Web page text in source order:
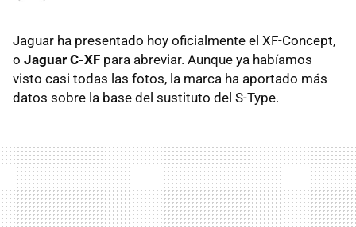
Jaguar ha presentado hoy oficialmente el XF-Concept,
o Jaguar C-XF para abreviar. Aunque ya habíamos
visto casi todas las fotos, la marca ha aportado más
datos sobre la base del sustituto del S-Type.